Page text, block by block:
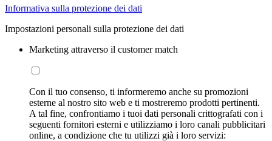
Informativa sulla protezione dei dati
Impostazioni personali sulla protezione dei dati
Marketing attraverso il customer match
Con il tuo consenso, ti informeremo anche su promozioni
esterne al nostro sito web e ti mostreremo prodotti pertinenti.
A tal fine, confrontiamo i tuoi dati personali crittografati con i
seguenti fornitori esterni e utilizziamo i loro canali pubblicitari
online, a condizione che tu utilizzi già i loro servizi: